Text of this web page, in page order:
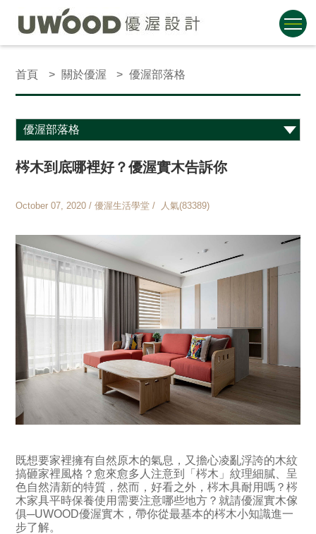
首頁 關於優渥 優渥部落格
梣木到底哪裡好？優渥實木告訴你
October 07, 2020 / 優渥生活學堂 / 人氣(83389)
既想要家裡擁有自然原木的氣息，又擔心凌亂浮誇的木紋
搞砸家裡風格？愈來愈多人注意到「梣木」紋理細膩、呈
色自然清新的特質，然而，好看之外，梣木具耐用嗎？梣
木家具平時保養使用需要注意哪些地方？就請優渥實木傢
俱─UWOOD優渥實木，帶你從最基本的梣木小知識進一
步了解。